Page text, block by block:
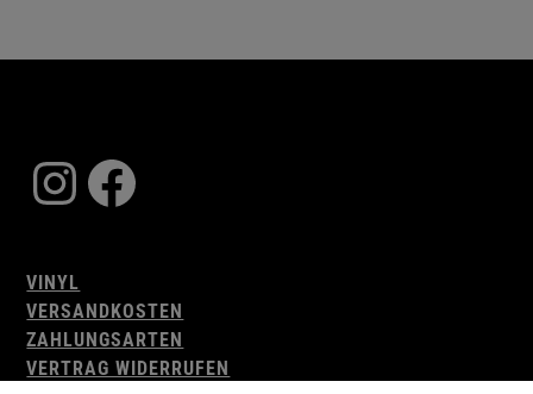
Instagram
Facebook
VINYL
VERSANDKOSTEN
ZAHLUNGSARTEN
VERTRAG WIDERRUFEN